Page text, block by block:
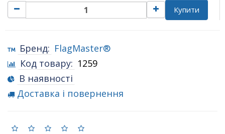
Купити
Бренд: FlagMaster®
Код товару: 1259
В наявності
Доставка і повернення